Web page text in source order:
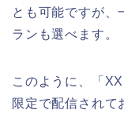
とも可能ですが、
ランも選べます。
このように、「
限定で配信されて